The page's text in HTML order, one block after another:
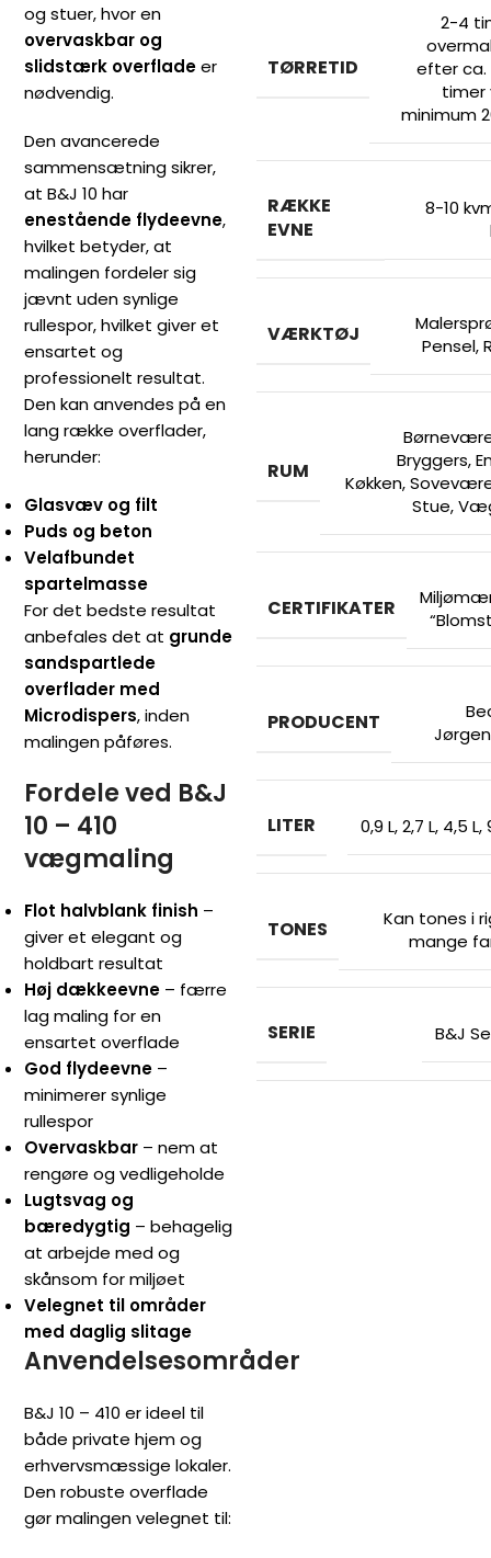
og stuer, hvor en
overvaskbar og
slidstærk overfladeer
nødvendig.
Den avancerede
sammensætning sikrer,
at B&J 10 har
enestående flydeevne,
hvilket betyder, at
malingen fordeler sig
jævnt uden synlige
rullespor, hvilket giver et
ensartet og
professionelt resultat.
Den kan anvendes på en
lang række overflader,
herunder:
Glasvæv og filt
Puds og beton
Velafbundet
spartelmasse
For det bedste resultat
anbefales det at grunde
sandspartlede
overflader med
Microdispers, inden
malingen påføres.
Fordele ved B&J
10 – 410
vægmaling
Flot halvblank finish –
giver et elegant og
holdbart resultat
Høj dækkeevne – færre
lag maling for en
ensartet overflade
God flydeevne –
minimerer synlige
rullespor
Overvaskbar – nem at
rengøre og vedligeholde
Lugtsvag og
bæredygtig – behagelig
at arbejde med og
skånsom for miljøet
Velegnet til områder
med daglig slitage
Anvendelsesområder
B&J 10 – 410 er ideel til
både private hjem og
erhvervsmæssige lokaler.
Den robuste overflade
gør malingen velegnet til:
TØRRETID
2-4
efter
timer
minimum
RÆKKE
EVNE
8-10
VÆRKTØJ
Pensel,
RUM
Bryggers,
Køkken,
Stue,
CERTIFIKATER
PRODUCENT
LITER 0,9 L,2,7 L, 4,5 L,
TONES
Kan tones i
mange
SERIE B&J